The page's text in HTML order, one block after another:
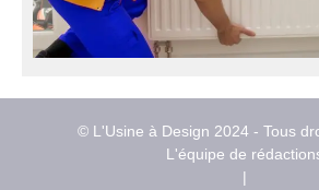
© L'Usine à Design 2024 - Tous
L'équipe de
|